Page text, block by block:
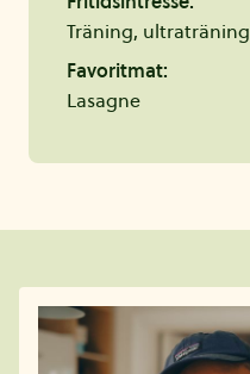
Träning, ultraträning
Favoritmat:
Lasagne
Fler artiklar